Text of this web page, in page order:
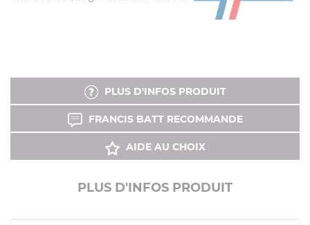
PLUS D'INFOS PRODUIT
FRANCIS BATT RECOMMANDE
AIDE AU CHOIX
PLUS D'INFOS PRODUIT